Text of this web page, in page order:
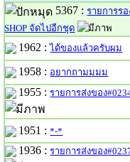
5367 :รายการรอ
SHOP จัดไปอีกชุด
1962 :ได้ของแล้วครับผม
1958 : อยากถามมมม
1955 :รายการส่งของ
1951 :*-*
1936 :รายการส่งของ